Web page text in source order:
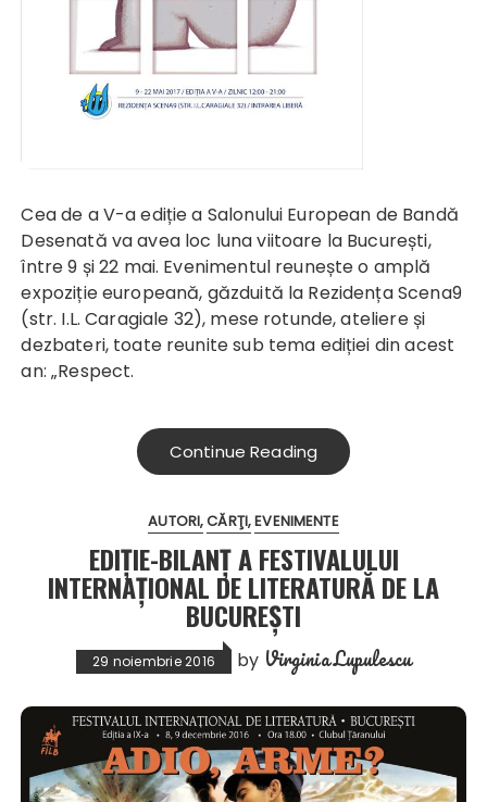
Cea de a V-a ediție a Salonului European de Bandă
Desenată va avea loc luna viitoare la București,
între 9 și 22 mai. Evenimentul reunește o amplă
expoziție europeană, găzduită la Rezidența Scena9
(str. I.L. Caragiale 32), mese rotunde, ateliere și
dezbateri, toate reunite sub tema ediției din acest
an: „Respect.
Continue Reading
AUTORI CĂRŢI EVENIMENTE
EDIȚIE-BILANȚ A FESTIVALULUI
INTERNAȚIONAL DE LITERATURĂ DE LA
BUCUREȘTI
29 noiembrie 2016 by Virginia Lupulescu